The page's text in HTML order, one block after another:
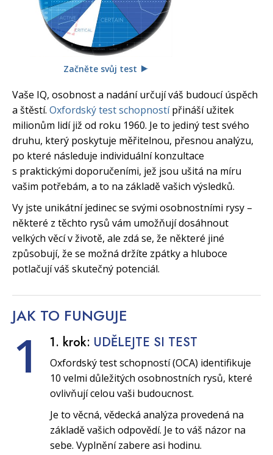
Začněte svůj test
Vaše IQ, osobnost a nadání určují váš budoucí úspěch
a štěstí. Oxfordský test schopnostípřináší užitek
milionům lidí již od roku 1960. Je to jediný test svého
druhu, který poskytuje měřitelnou, přesnou analýzu,
po které následuje individuální konzultace
s praktickými doporučeními, jež jsou ušitá na míru
vašim potřebám, a to na základě vašich výsledků.
Vy jste unikátní jedinec se svými osobnostními rysy –
některé z těchto rysů vám umožňují dosáhnout
velkých věcí v životě, ale zdá se, že některé jiné
způsobují, že se možná držíte zpátky a hluboce
potlačují váš skutečný potenciál.
JAK TO FUNGUJE
1 1. krok: UDĚLEJTE SI TEST
Oxfordský test schopností (OCA) identifikuje
10 velmi důležitých osobnostních rysů, které
ovlivňují celou vaši budoucnost.
Je to věcná, vědecká analýza provedená na
základě vašich odpovědí. Je to váš názor na
sebe. Vyplnění zabere asi hodinu.